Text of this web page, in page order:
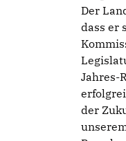
Der
dass er
Jahres-
der